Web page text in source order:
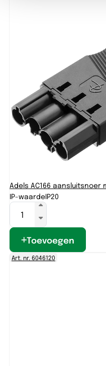
Adels AC166 aansluitsnoer
IP-waardeIP20
Toevoegen
Art. nr. 6046120